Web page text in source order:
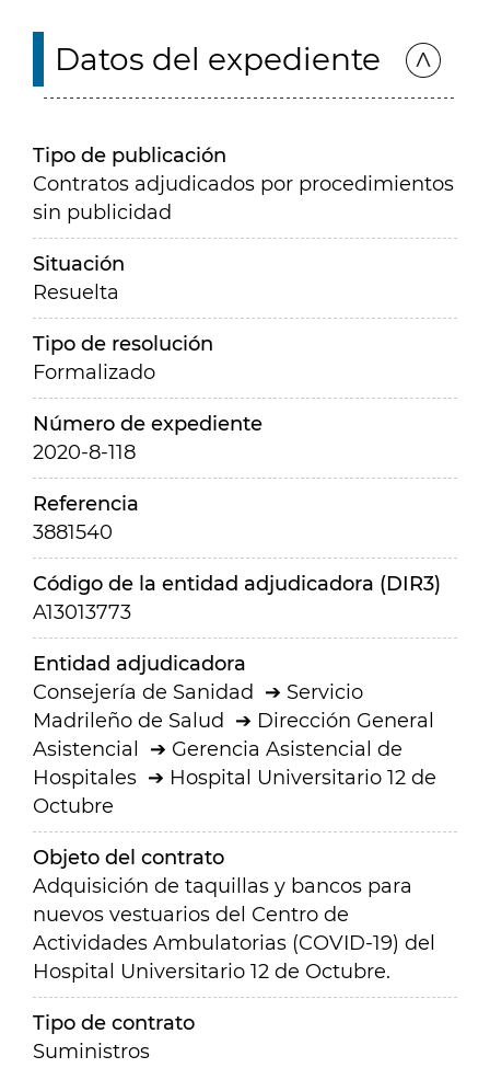
Datos del expediente
Tipo de publicación
Contratos adjudicados por procedimientos
sin publicidad
Situación
Resuelta
Tipo de resolución
Formalizado
Número de expediente
2020-8-118
Referencia
3881540
Código de la entidad adjudicadora (DIR3)
A13013773
Entidad adjudicadora
Consejería de Sanidad
Servicio
Madrileño de Salud
Dirección General
Asistencial
Gerencia Asistencial de
Hospitales
Hospital Universitario 12 de
Octubre
Objeto del contrato
Adquisición de taquillas y bancos para
nuevos vestuarios del Centro de
Actividades Ambulatorias (COVID-19) del
Hospital Universitario 12 de Octubre.
Tipo de contrato
Suministros